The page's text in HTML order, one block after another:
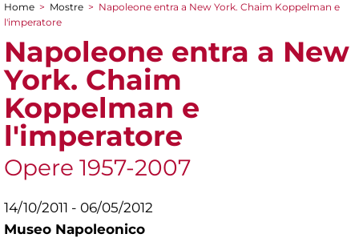
Tu sei qui
Home > Mostre > Napoleone entra a New York. Chaim Koppelman e
l'imperatore
Napoleone entra a New
York. Chaim
Koppelman e
l'imperatore
Opere 1957-2007
14/10/2011 - 06/05/2012
Museo Napoleonico